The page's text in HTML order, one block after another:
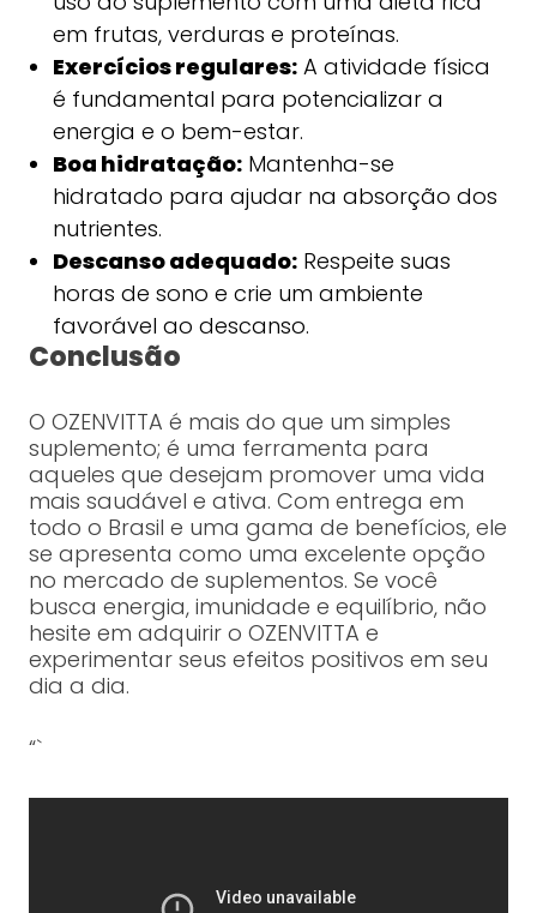
em frutas, verduras e proteínas.
Exercícios regulares:A atividade física
é fundamental para potencializar a
energia e o bem-estar.
Boa hidratação:Mantenha-se
hidratado para ajudar na absorção dos
nutrientes.
Descanso adequado:Respeite suas
horas de sono e crie um ambiente
favorável ao descanso.
Conclusão
O OZENVITTA é mais do que um simples
suplemento; é uma ferramenta para
aqueles que desejam promover uma vida
mais saudável e ativa. Com entrega em
todo o Brasil e uma gama de benefícios, ele
se apresenta como uma excelente opção
no mercado de suplementos. Se você
busca energia, imunidade e equilíbrio, não
hesite em adquirir o OZENVITTA e
experimentar seus efeitos positivos em seu
dia a dia.
“`